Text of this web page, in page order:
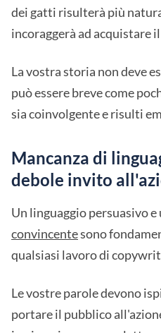
dei gatti risulterà più
incoraggerà ad acquistare
La vostra storia non deve
può essere breve come
sia coinvolgente e risulti
Mancanza di
debole invito
Un linguaggio persuasivo e
convincentesono
qualsiasi lavoro di
Le vostre parole devono
portare il pubblico